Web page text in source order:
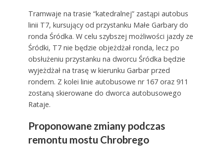
Tramwaje na trasie “katedralnej” zastąpi autobus
linii T7, kursujący od przystanku Małe Garbary do
ronda Śródka. W celu szybszej możliwości jazdy ze
Śródki, T7 nie będzie objeżdżał ronda, lecz po
obsłużeniu przystanku na dworcu Śródka będzie
wyjeżdżał na trasę w kierunku Garbar przed
rondem. Z kolei linie autobusowe nr 167 oraz 911
zostaną skierowane do dworca autobusowego
Rataje.
Proponowane zmiany podczas
remontu mostu Chrobrego